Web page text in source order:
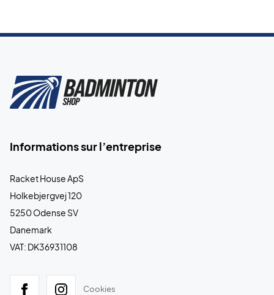
Informations sur l’entreprise
Racket House ApS
Holkebjergvej 120
5250 Odense SV
Danemark
VAT: DK36931108
Cookies